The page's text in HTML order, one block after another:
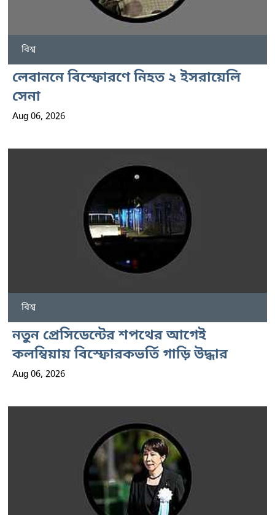
বিশ্ব
লেবাননে বিস্ফোরণে নিহত ২ ইসরায়েলি
সেনা
Aug 06, 2026
বিশ্ব
নতুন প্রেসিডেন্টের শপথের আগেই
কলম্বিয়ায় বিস্ফোরকভর্তি গাড়ি উদ্ধার
Aug 06, 2026